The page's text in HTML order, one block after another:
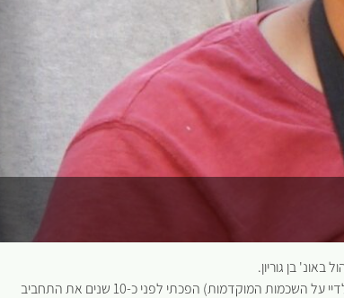
בן גוריון.
עם צעידות אין סופיות בשבילי הארץ מצעירותי עד בגרותי (יתלוננו כאן ילדיי על השכמות המוקדמות) הפכתי לפני כ-10 שנים את התחביב